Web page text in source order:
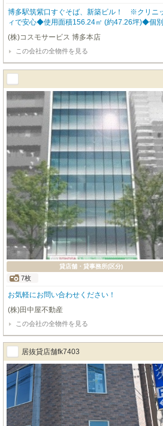
博多駅筑紫口すぐそば、新築ビル！ ※クリニ
ィで安心◆使用面積156.24㎡ (約47.26坪)◆個
は現況優先となります。 内覧をご希望の方はお気軽にお申し付けください！
福岡の物件全てご紹介出来ます！！何でもご相
(株)コスモサービス 博多本店
この会社の全物件を見る
貸店舗・貸事務所(区分)
7枚
お気軽にお問い合わせください！
(株)田中屋不動産
この会社の全物件を見る
居抜貸店舗fk7403